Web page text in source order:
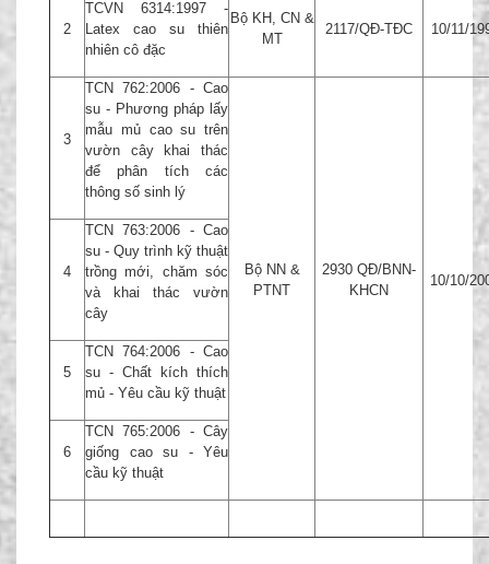
2
TCVN 6314:1997 -
Latex cao su thiên
nhiên cô đặc
Bộ KH, CN &
MT
2117/QĐ-TĐC 10/11/
3
TCN 762:2006 - Cao
su - Phương pháp lấy
mẫu mủ cao su trên
vườn cây khai thác
để phân tích các
thông số sinh lý
Bộ NN &
PTNT
2930 QĐ/BNN-
KHCN
10/10/
4
TCN 763:2006 - Cao
su - Quy trình kỹ thuật
trồng mới, chăm sóc
và khai thác vườn
cây
5
TCN 764:2006 - Cao
su - Chất kích thích
mủ - Yêu cầu kỹ thuật
6
TCN 765:2006 - Cây
giống cao su - Yêu
cầu kỹ thuật